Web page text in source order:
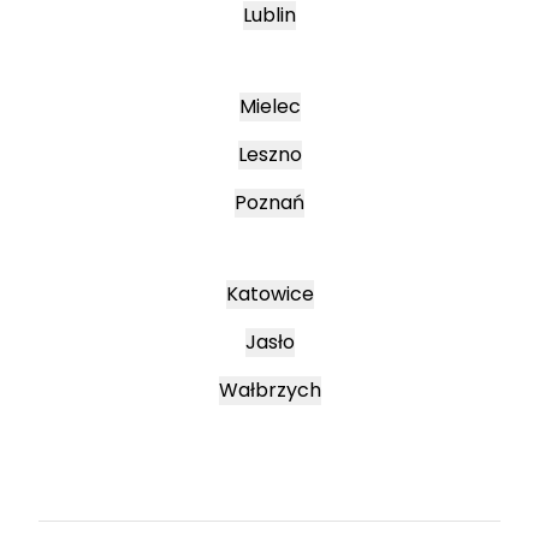
Lublin
Mielec
Leszno
Poznań
Katowice
Jasło
Wałbrzych